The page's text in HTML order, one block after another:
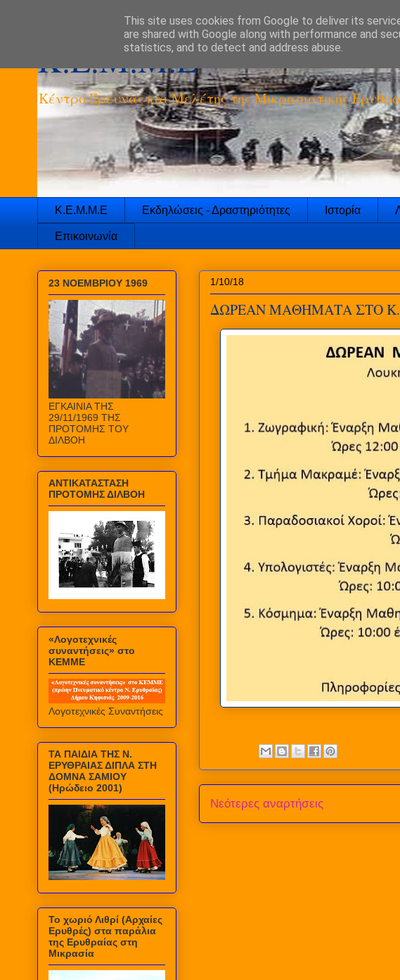
K.E.M.M.E
Κέντρο Έρευνας και Μελέτης της Μικρασιατικής
Κ.Ε.Μ.Μ.Ε Εκδηλώσεις - Δραστηριότητες Ιστορία
Επικοινωνία
1/10/18
ΔΩΡΕΑΝ ΜΑΘΗΜΑΤΑ ΣΤΟ
Νεότερες αναρτήσεις
23 ΝΟΕΜΒΡΙΟΥ 1969
ΕΓΚΑΙΝΙΑ ΤΗΣ
29/11/1969 ΤΗΣ
ΠΡΟΤΟΜΗΣ ΤΟΥ
ΔΙΛΒΟΗ
ΑΝΤΙΚΑΤΑΣΤΑΣΗ
ΠΡΟΤΟΜΗΣ ΔΙΛΒΟΗ
«Λογοτεχνικές
συναντήσεις» στο
ΚΕΜΜΕ
Λογοτεχνικές Συναντήσεις
ΤΑ ΠΑΙΔΙΑ ΤΗΣ Ν.
ΕΡΥΘΡΑΙΑΣ ΔΙΠΛΑ ΣΤΗ
ΔΟΜΝΑ ΣΑΜΙΟΥ
(Ηρώδειο 2001)
Το χωριό Λιθρί (Αρχαίες
Ερυθρές) στα παράλια
της Ερυθραίας στη
Μικρασία
This site uses cookies from Google to deliver its
are shared with Google along with performance and
statistics, and to detect and address abuse.